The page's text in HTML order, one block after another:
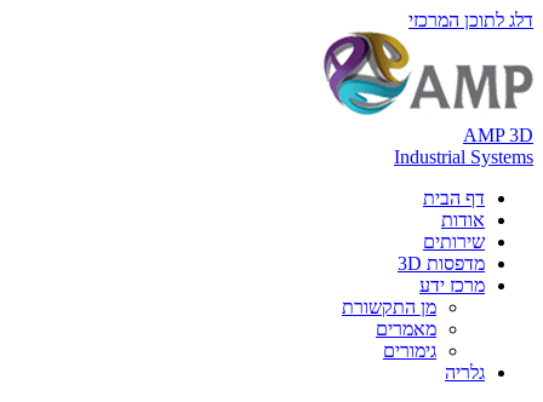
דלג לתוכן המרכזי
AMP 3D
Industrial Systems
דף הבית
אודות
שירותים
מדפסות 3D
מרכז ידע
מן התקשורת
מאמרים
גימורים
גלריה